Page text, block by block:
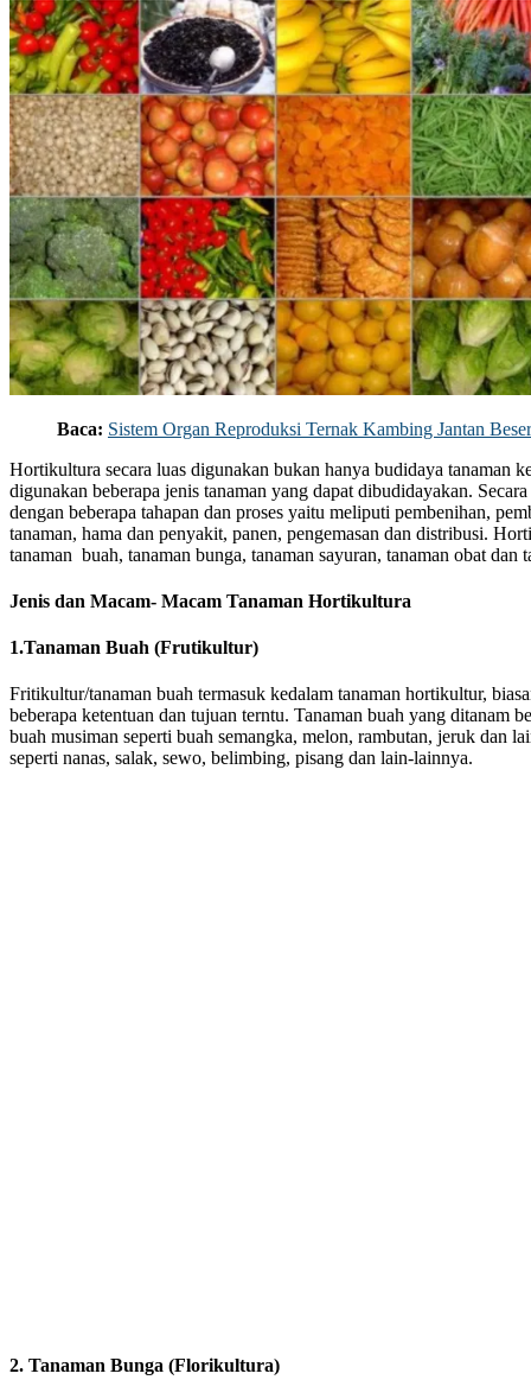
Baca: Sistem Organ Reproduksi Ternak Kambing Jantan
Hortikultura secara luas digunakan bukan hanya budidaya tanaman
digunakan beberapa jenis tanaman yang dapat dibudidayakan.
dengan beberapa tahapan dan proses yaitu meliputi pembenihan,
tanaman, hama dan penyakit, panen, pengemasan dan distribusi.
tanaman buah, tanaman bunga, tanaman sayuran, tanaman obat dan
Jenis dan Macam- Macam Tanaman Hortikultura
1.Tanaman Buah (Frutikultur)
Fritikultur/tanaman buah termasuk kedalam tanaman hortikultur,
beberapa ketentuan dan tujuan terntu. Tanaman buah yang ditanam
buah musiman seperti buah semangka, melon, rambutan, jeruk dan
seperti nanas, salak, sewo, belimbing, pisang dan lain-lainnya.
2. Tanaman Bunga (Florikultura)